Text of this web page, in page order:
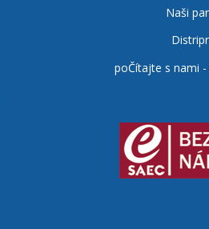
Naši
poČítajte s nami